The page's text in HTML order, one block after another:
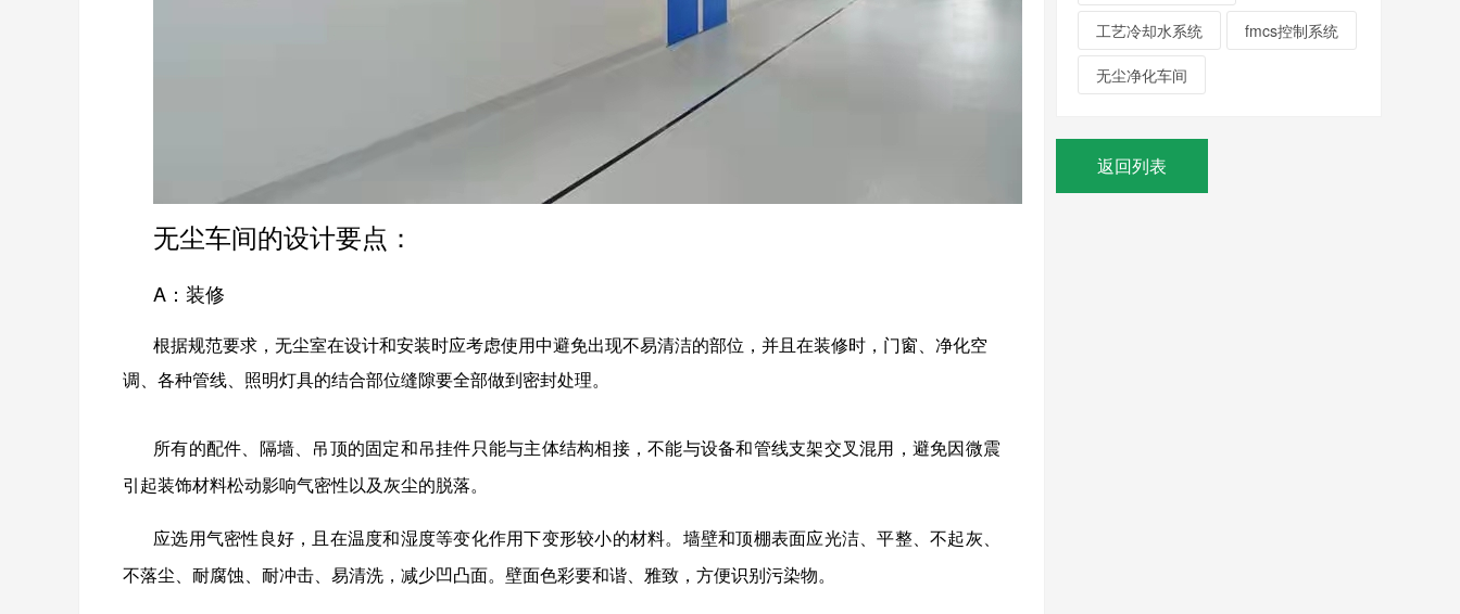
无尘车间的设计要点：
A：装修
根据规范要求，无尘室在设计和安装时应考虑使用中避免出现不易清洁的部位，并且在装修时，门窗、净化空
调、各种管线、照明灯具的结合部位缝隙要全部做到密封处理。
所有的配件、隔墙、吊顶的固定和吊挂件只能与主体结构相接，不能与设备和管线支架交叉混用，避免因微震
引起装饰材料松动影响气密性以及灰尘的脱落。
应选用气密性良好，且在温度和湿度等变化作用下变形较小的材料。墙壁和顶棚表面应光洁、平整、不起灰、
不落尘、耐腐蚀、耐冲击、易清洗，减少凹凸面。壁面色彩要和谐、雅致，方便识别污染物。
工艺冷却水系统 fmcs控制系统
无尘净化车间
返回列表